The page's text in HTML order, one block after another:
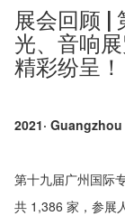
展会回顾 |
光、音响
精彩纷呈！
2021·
第十九届广州国际
共 1,386 家，参展